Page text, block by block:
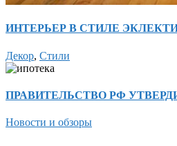
ИНТЕРЬЕР В СТИЛЕ
Декор, Стили
ПРАВИТЕЛЬСТВО РФ
Новости и обзоры